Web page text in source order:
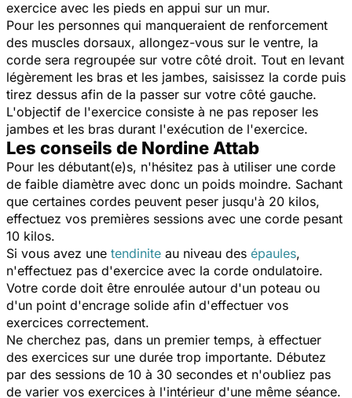
exercice avec les pieds en appui sur un mur.
Pour les personnes qui manqueraient de renforcement
des muscles dorsaux, allongez-vous sur le ventre, la
corde sera regroupée sur votre côté droit. Tout en levant
légèrement les bras et les jambes, saisissez la corde puis
tirez dessus afin de la passer sur votre côté gauche.
L'objectif de l'exercice consiste à ne pas reposer les
jambes et les bras durant l'exécution de l'exercice.
Les conseils de Nordine Attab
Pour les débutant(e)s, n'hésitez pas à utiliser une corde
de faible diamètre avec donc un poids moindre. Sachant
que certaines cordes peuvent peser jusqu'à 20 kilos,
effectuez vos premières sessions avec une corde pesant
10 kilos.
Si vous avez une tendinite au niveau des épaules,
n'effectuez pas d'exercice avec la corde ondulatoire.
Votre corde doit être enroulée autour d'un poteau ou
d'un point d'encrage solide afin d'effectuer vos
exercices correctement.
Ne cherchez pas, dans un premier temps, à effectuer
des exercices sur une durée trop importante. Débutez
par des sessions de 10 à 30 secondes et n'oubliez pas
de varier vos exercices à l'intérieur d'une même séance.